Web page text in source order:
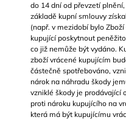
do 14 dní od převzetí
základě kupní smlouvy
(např. v mezidobí bylo
kupující poskytnout
co již nemůže být vydáno.
zboží vrácené kupujícím
částečně spotřebováno,
nárok na náhradu škody
vzniklé škody je prodávající
proti nároku kupujícího na
která má být kupujícímu